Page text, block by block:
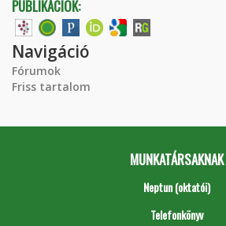
PUBLIKÁCIÓK:
Navigáció
Fórumok
Friss tartalom
MUNKATÁRSAKNAK
Neptun (oktatói)
Telefonkönyv